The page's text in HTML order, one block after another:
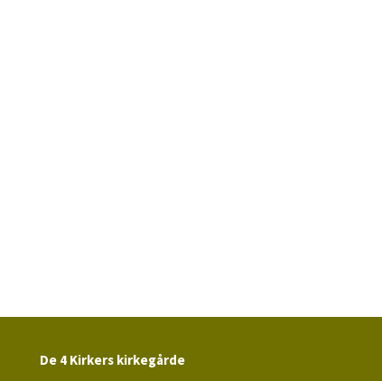
De 4 Kirkers kirkegårde